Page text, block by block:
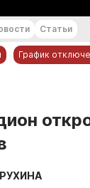
Статьи
График